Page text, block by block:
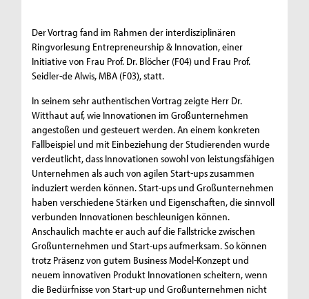
Der Vortrag fand im Rahmen der interdisziplinären
Ringvorlesung Entrepreneurship & Innovation, einer
Initiative von Frau Prof. Dr. Blöcher (F04) und Frau Prof.
Seidler-de Alwis, MBA (F03), statt.
In seinem sehr authentischen Vortrag zeigte Herr Dr.
Witthaut auf, wie Innovationen im Großunternehmen
angestoßen und gesteuert werden. An einem konkreten
Fallbeispiel und mit Einbeziehung der Studierenden wurde
verdeutlicht, dass Innovationen sowohl von leistungsfähigen
Unternehmen als auch von agilen Start-ups zusammen
induziert werden können. Start-ups und Großunternehmen
haben verschiedene Stärken und Eigenschaften, die sinnvoll
verbunden Innovationen beschleunigen können.
Anschaulich machte er auch auf die Fallstricke zwischen
Großunternehmen und Start-ups aufmerksam. So können
trotz Präsenz von gutem Business Model-Konzept und
neuem innovativen Produkt Innovationen scheitern, wenn
die Bedürfnisse von Start-up und Großunternehmen nicht